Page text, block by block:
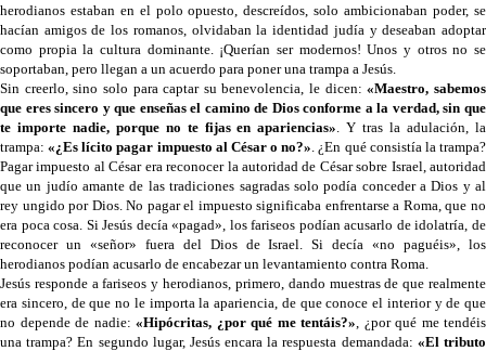
herodianos estaban en el polo opuesto, descreídos, solo ambicionaban poder, se
hacían amigos de los romanos, olvidaban la identidad judía y deseaban adoptar
como propia la cultura dominante. ¡Querían ser modernos! Unos y otros no se
soportaban, pero llegan a un acuerdo para poner una trampa a Jesús.
Sin creerlo, sino solo para captar su benevolencia, le dicen:«Maestro, sabemos
que eres sincero y que enseñas el camino de Dios conforme a la verdad, sin que
te importe nadie, porque no te fijas en apariencias». Y tras la adulación, la
trampa:«¿Es lícito pagar impuesto al César o no?». ¿En qué consistía la trampa?
Pagar impuesto al César era reconocer la autoridad de César sobre Israel, autoridad
que un judío amante de las tradiciones sagradas solo podía conceder a Dios y al
rey ungido por Dios. No pagar el impuesto significaba enfrentarse a Roma, que no
era poca cosa. Si Jesús decía «pagad», los fariseos podían acusarlo de idolatría, de
reconocer un «señor» fuera del Dios de Israel. Si decía «no paguéis», los
herodianos podían acusarlo de encabezar un levantamiento contra Roma.
Jesús responde a fariseos y herodianos, primero, dando muestras de que realmente
era sincero, de que no le importa la apariencia, de que conoce el interior y de que
no depende de nadie: «Hipócritas, ¿por qué me tentáis?», ¿por qué me tendéis
una trampa? En segundo lugar, Jesús encara la respuesta demandada: «El tributo